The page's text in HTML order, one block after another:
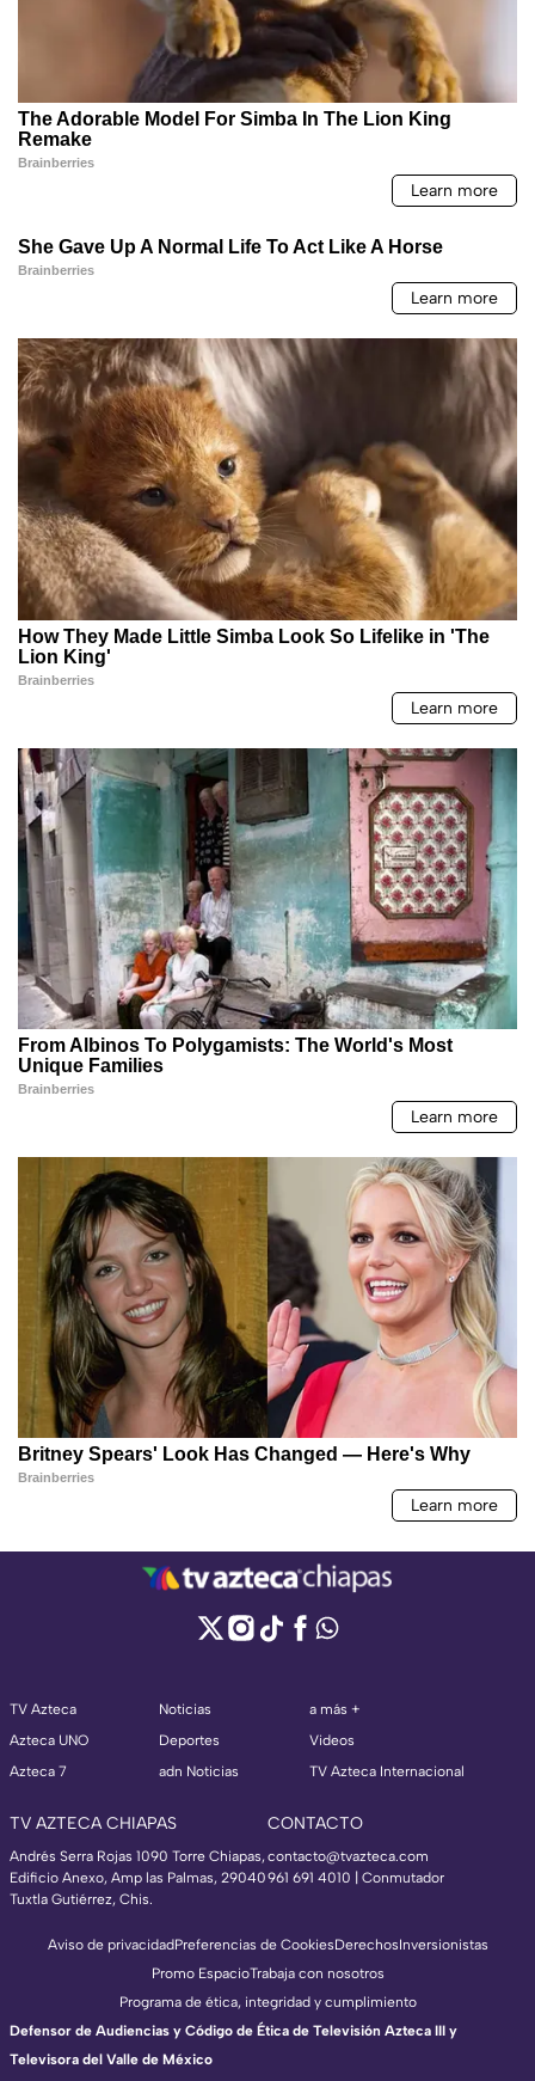
TV Azteca
Azteca UNO
Azteca 7
Noticias
Deportes
adn Noticias
a más +
Videos
TV Azteca Internacional
TV AZTECA CHIAPAS
Andrés Serra Rojas 1090 Torre Chiapas,
Edificio Anexo, Amp las Palmas, 29040
Tuxtla Gutiérrez, Chis.
CONTACTO
contacto@tvazteca.com
961 691 4010 | Conmutador
Aviso de privacidadPreferencias de CookiesDerechosInversionistas
Promo EspacioTrabaja con nosotros
Programa de ética, integridad y cumplimiento
Defensor de Audiencias y Código de Ética de Televisión Azteca III y
Televisora del Valle de México